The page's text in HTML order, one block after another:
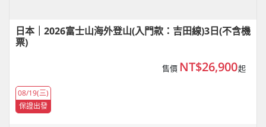
日本｜2026富士山海外登山(入門款：吉田線)3日(不含機
票)
售價 NT$26,900起
08/19(三)
保證出發